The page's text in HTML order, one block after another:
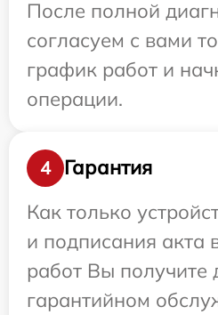
После полной
согласуем с вами
график работ и
операции.
4
Гарантия
Как только
и подписания акта
работ Вы получите
гарантийном